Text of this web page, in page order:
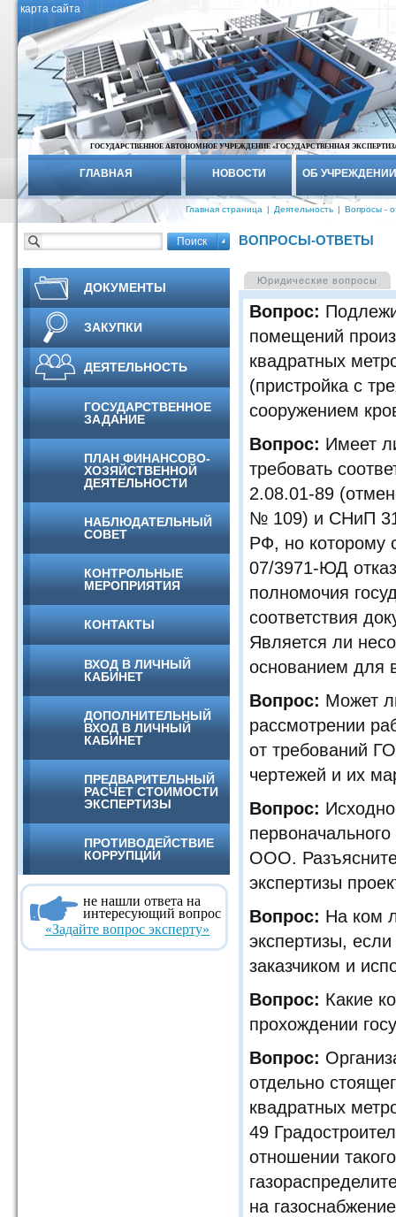
карта сайта
ГОСУДАРСТВЕННОЕ АВТОНОМНОЕ УЧРЕЖДЕНИЕ «ГОСУДАРСТВЕННАЯ
ГЛАВНАЯ НОВОСТИ ОБ УЧРЕЖДЕНИИ
Главная страница | Деятельность | Вопросы -
ДОКУМЕНТЫ
ЗАКУПКИ
ДЕЯТЕЛЬНОСТЬ
ГОСУДАРСТВЕННОЕ
ЗАДАНИЕ
ПЛАН ФИНАНСОВО-
ХОЗЯЙСТВЕННОЙ
ДЕЯТЕЛЬНОСТИ
НАБЛЮДАТЕЛЬНЫЙ
СОВЕТ
КОНТРОЛЬНЫЕ
МЕРОПРИЯТИЯ
КОНТАКТЫ
ВХОД В ЛИЧНЫЙ
КАБИНЕТ
ДОПОЛНИТЕЛЬНЫЙ
ВХОД В ЛИЧНЫЙ
КАБИНЕТ
ПРЕДВАРИТЕЛЬНЫЙ
РАСЧЕТ СТОИМОСТИ
ЭКСПЕРТИЗЫ
ПРОТИВОДЕЙСТВИЕ
КОРРУПЦИИ
не нашли ответа на
интересующий вопрос
«Задайте вопрос эксперту»
ВОПРОСЫ-ОТВЕТЫ
Юридические вопросы
Вопрос:
помещений
квадратных
(пристройка с
сооружением
Вопрос: Имеет
требовать
2.08.01-89
№ 109) и СНиП
РФ, но которому
07/3971-ЮД
полномочия
соответствия
Является ли
основанием для
Вопрос: Может
рассмотрении
от требований
чертежей и их
Вопрос:
ООО.
экспертизы
Вопрос: На ком
экспертизы,
заказчиком и
Вопрос: Какие
прохождении
Вопрос:
отдельно
квадратных
49
отношении
на